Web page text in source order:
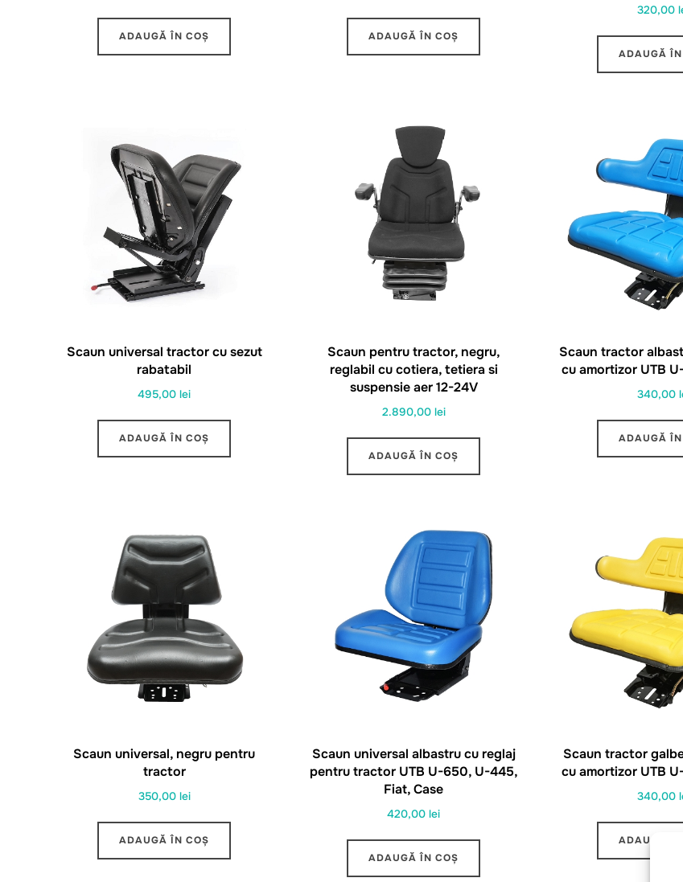
ADAUGĂ ÎN COȘ ADAUGĂ ÎN COȘ
320,00
ADAUGĂ ÎN
Scaun universal tractor cu sezut
rabatabil
495,00lei
ADAUGĂ ÎN COȘ
Scaun pentru tractor, negru,
reglabil cu cotiera, tetiera si
suspensie aer 12-24V
2.890,00 lei
ADAUGĂ ÎN COȘ
Scaun tractor
cu amortizor UTB
340,00
ADAUGĂ ÎN
Scaun universal, negru pentru
tractor
350,00 lei
ADAUGĂ ÎN COȘ
Scaun universal albastru cu reglaj
pentru tractor UTB U-650, U-445,
Fiat, Case
420,00lei
ADAUGĂ ÎN COȘ
Scaun tractor
cu amortizor UTB
340,00
ADAUGĂ ÎN